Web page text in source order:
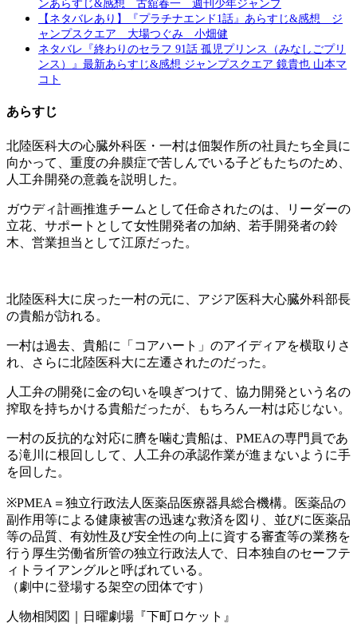
ンあらすじ&感想 古舘春一 週刊少年ジャンプ
【ネタバレあり】『プラチナエンド1話』あらすじ&感想 ジ
ャンプスクエア 大場つぐみ 小畑健
ネタバレ『終わりのセラフ 91話 孤児プリンス（みなしごプリ
ンス）』最新あらすじ&感想 ジャンプスクエア 鏡貴也 山本マ
コト
あらすじ
北陸医科大の心臓外科医・一村は佃製作所の社員たち全員に
向かって、重度の弁膜症で苦しんでいる子どもたちのため、
人工弁開発の意義を説明した。
ガウディ計画推進チームとして任命されたのは、リーダーの
立花、サポートとして女性開発者の加納、若手開発者の鈴
木、営業担当として江原だった。
北陸医科大に戻った一村の元に、アジア医科大心臓外科部長
の貴船が訪れる。
一村は過去、貴船に「コアハート」のアイディアを横取りさ
れ、さらに北陸医科大に左遷されたのだった。
人工弁の開発に金の匂いを嗅ぎつけて、協力開発という名の
搾取を持ちかける貴船だったが、もちろん一村は応じない。
一村の反抗的な対応に臍を噛む貴船は、PMEAの専門員であ
る滝川に根回しして、人工弁の承認作業が進まないように手
を回した。
※PMEA＝独立行政法人医薬品医療器具総合機構。医薬品の
副作用等による健康被害の迅速な救済を図り、並びに医薬品
等の品質、有効性及び安全性の向上に資する審査等の業務を
行う厚生労働省所管の独立行政法人で、日本独自のセーフテ
ィトライアングルと呼ばれている。
（劇中に登場する架空の団体です）
人物相関図｜日曜劇場『下町ロケット』